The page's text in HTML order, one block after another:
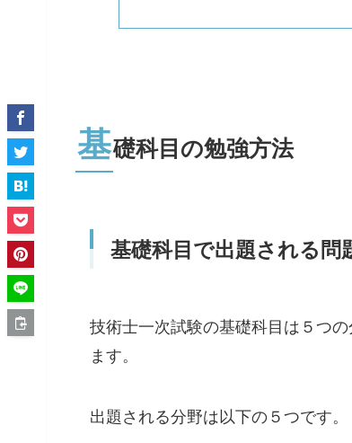
基礎科目の勉強方法
基礎科目で出題される問
技術士一次試験の基礎科目は５つ
ます。
出題される分野は以下の５つです。